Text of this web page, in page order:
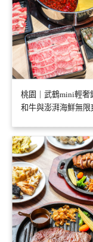
桃園｜武鶴mini輕奢
和牛與澎湃海鮮無限